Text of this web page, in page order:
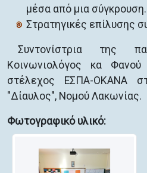
μέσα από μια σύγκρουση.
Στρατηγικές επίλυσης
Συντονίστρια της
Κοινωνιολόγος κα
στέλεχος ΕΣΠΑ-ΟΚΑΝΑ
"Δίαυλος", Νομού Λακωνίας.
Φωτογραφικό υλικό: